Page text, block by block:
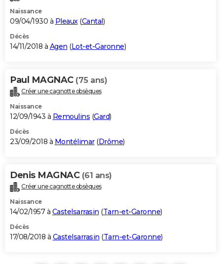
Naissance
09/04/1930 à Pleaux(Cantal)
Décès
14/11/2018 à Agen (Lot-et-Garonne)
Paul MAGNAC (75 ans)
Créer une cagnotte obsèques
Naissance
12/09/1943 à Remoulins (Gard)
Décès
23/09/2018 à Montélimar(Drôme)
Denis MAGNAC (61 ans)
Créer une cagnotte obsèques
Naissance
14/02/1957 à Castelsarrasin (Tarn-et-Garonne)
Décès
17/08/2018 à Castelsarrasin (Tarn-et-Garonne)